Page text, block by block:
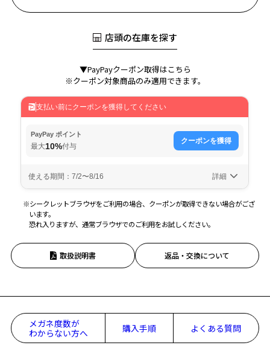
店頭の在庫を探す
▼PayPayクーポン取得はこちら
※クーポン対象商品のみ適用できます。
※シークレットブラウザをご利用の場合、クーポンが取得できない場合がござ
います。
恐れ入りますが、通常ブラウザでのご利用をお試しください。
取扱説明書 返品・交換について
メガネ度数が
わからない方へ
購入手順 よくある質問